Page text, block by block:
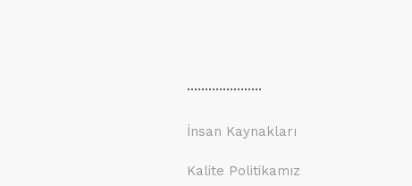
.....................
İnsan Kaynakları
Kalite Politikamız